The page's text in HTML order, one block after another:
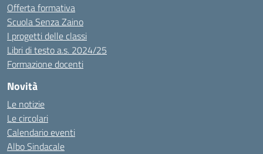
Offerta formativa
Scuola Senza Zaino
I progetti delle classi
Libri di testo a.s. 2024/25
Formazione docenti
Novità
Le notizie
Le circolari
Calendario eventi
Albo Sindacale